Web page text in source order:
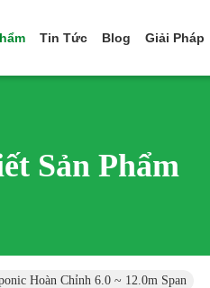
Tin Tức Blog Giải Pháp
Sản Phẩm
Hoàn Chỉnh 6.0 ~ 12.0m Span